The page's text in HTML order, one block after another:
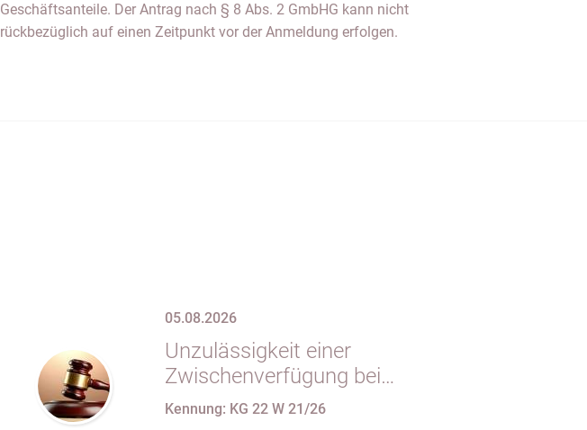
rückbezüglich auf einen Zeitpunkt vor der Anmeldung erfolgen.
05.08.2026
Unzulässigkeit einer
Zwischenverfügung bei
endgültigem
Kennung: KG 22 W 21/26